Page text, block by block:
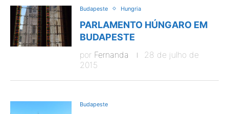
Budapeste Hungria
PARLAMENTO HÚNGARO EM
BUDAPESTE
por Fernanda
28 de julho de
2015
Budapeste